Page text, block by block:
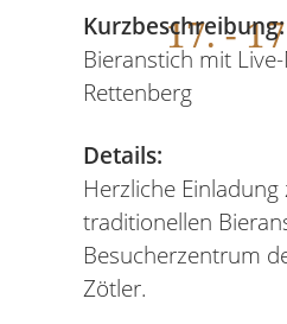
17. -
Kurzbeschreibung:
Bieranstich mit
Rettenberg
Details:
Herzliche Einladung
traditionellen
Besucherzentrum
Zötler.